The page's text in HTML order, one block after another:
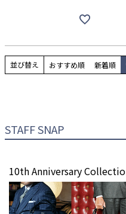
並び替え おすすめ順 新着順
STAFF SNAP
10th Anniversary